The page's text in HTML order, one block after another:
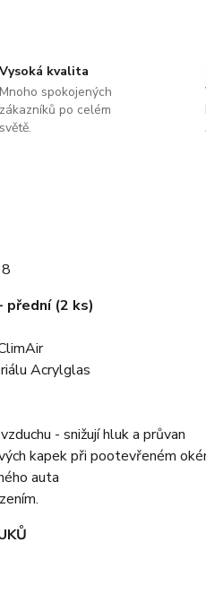
Vysoká kvalita
Mnoho spokojených
zákazníků po celém
světě.
přední (2 ks)
Acrylglas
- snižují hluk a průvan
kapek při pootevřeném
auta